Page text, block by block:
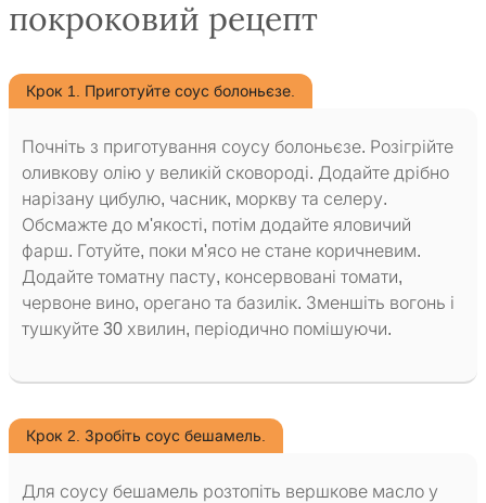
покроковий рецепт
Крок 1. Приготуйте соус болоньєзе.
Почніть з приготування соусу болоньєзе. Розігрійте
оливкову олію у великій сковороді. Додайте дрібно
нарізану цибулю, часник, моркву та селеру.
Обсмажте до м'якості, потім додайте яловичий
фарш. Готуйте, поки м'ясо не стане коричневим.
Додайте томатну пасту, консервовані томати,
червоне вино, орегано та базилік. Зменшіть вогонь і
тушкуйте 30 хвилин, періодично помішуючи.
Крок 2. Зробіть соус бешамель.
Для соусу бешамель розтопіть вершкове масло у